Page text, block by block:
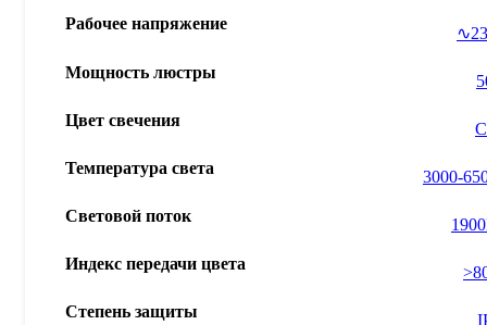
Рабочее напряжение
Мощность люстры
Цвет свечения
Температура света 3000-
Световой поток
Индекс передачи цвета
Степень защиты